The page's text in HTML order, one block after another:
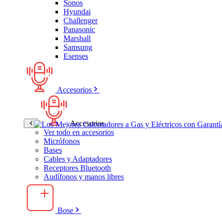
Sonos
Hyundai
Challenger
Panasonic
Marshall
Samsung
Esenses
Accesorios
Accesorios
Ver todo en accesorios
Micrófonos
Bases
Cables y Adaptadores
Receptores Bluetooth
Audífonos y manos libres
Bose